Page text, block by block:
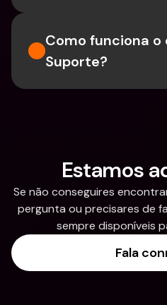
Como funciona o
Suporte?
Estamos
Se não conseguires
pergunta ou precisares de
sempre disponíveis
Fala